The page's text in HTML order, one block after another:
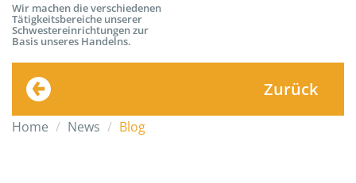
Wir machen die verschiedenen
Tätigkeitsbereiche unserer
Schwestereinrichtungen zur
Basis unseres Handelns.
Zurück
Home News Blog